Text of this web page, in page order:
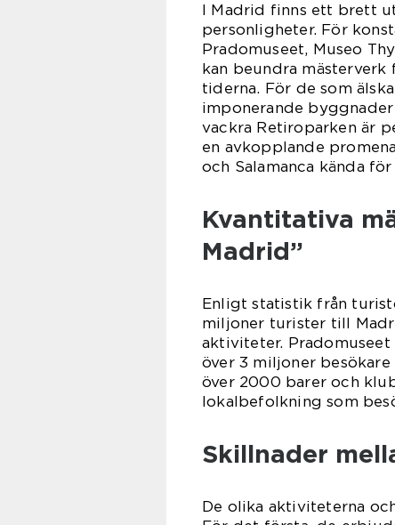
I Madrid finns ett brett
personligheter. För
Pradomuseet, Museo
kan beundra mästerverk
tiderna. För de som
imponerande
vackra Retiroparken är
en avkopplande
och Salamanca kända
Kvantitativa
Madrid”
Enligt statistik från
miljoner turister till
aktiviteter.
över 3 miljoner
över 2000 barer och
lokalbefolkning som
Skillnader
De olika aktiviteterna